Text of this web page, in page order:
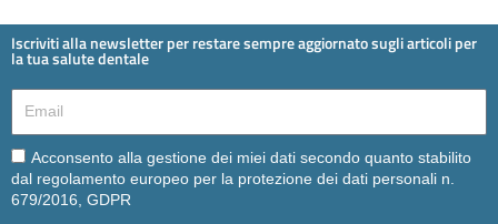
Iscriviti alla newsletter per restare sempre aggiornato sugli articoli per
la tua salute dentale
Email
Email
Acconsento alla gestione dei miei dati secondo quanto stabilito
dal regolamento europeo per la protezione dei dati personali n.
679/2016, GDPR